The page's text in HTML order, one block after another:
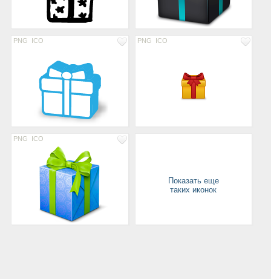
PNG ICO PNG ICO
PNG ICO
Показать еще
таких иконок